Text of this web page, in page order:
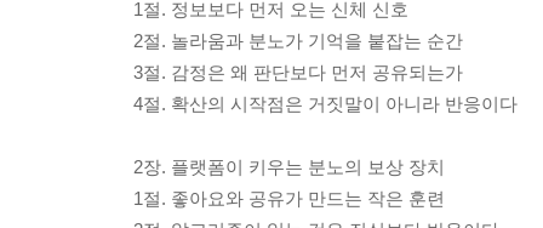
1절. 정보보다 먼저 오는 신체 신호
2절. 놀라움과 분노가 기억을 붙잡는 순간
3절. 감정은 왜 판단보다 먼저 공유되는가
4절. 확산의 시작점은 거짓말이 아니라 반응이다
2장. 플랫폼이 키우는 분노의 보상 장치
1절. 좋아요와 공유가 만드는 작은 훈련